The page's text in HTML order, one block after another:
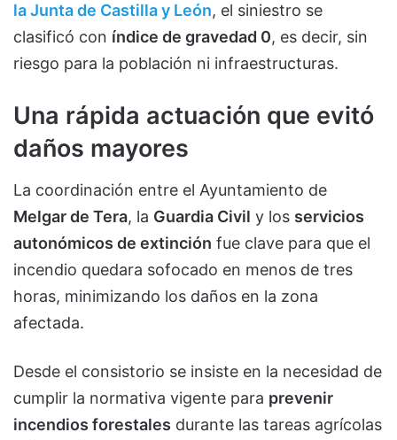
la Junta de Castilla y León, el siniestro se
clasificó con índice de gravedad 0, es decir, sin
riesgo para la población ni infraestructuras.
Una rápida actuación que evitó
daños mayores
La coordinación entre el Ayuntamiento de
Melgar de Tera, la Guardia Civil y los servicios
autonómicos de extinción fue clave para que el
incendio quedara sofocado en menos de tres
horas, minimizando los daños en la zona
afectada.
Desde el consistorio se insiste en la necesidad de
cumplir la normativa vigente para prevenir
incendios forestales durante las tareas agrícolas